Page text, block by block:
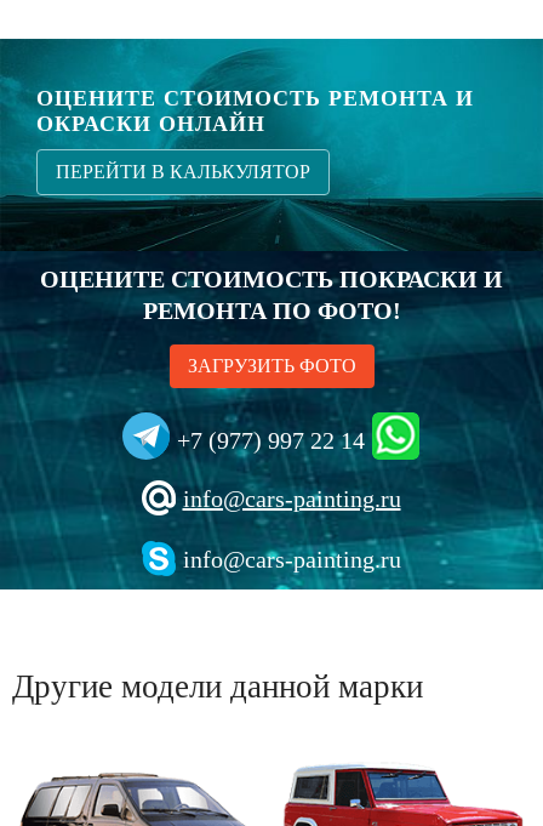
ОЦЕНИТЕ СТОИМОСТЬ РЕМОНТА И
ОКРАСКИ ОНЛАЙН
ПЕРЕЙТИ В КАЛЬКУЛЯТОР
ОЦЕНИТЕ СТОИМОСТЬ ПОКРАСКИ И
РЕМОНТА ПО ФОТО!
ЗАГРУЗИТЬ ФОТО
+7 (977) 997 22 14
info@cars-painting.ru
info@cars-painting.ru
Другие модели данной марки